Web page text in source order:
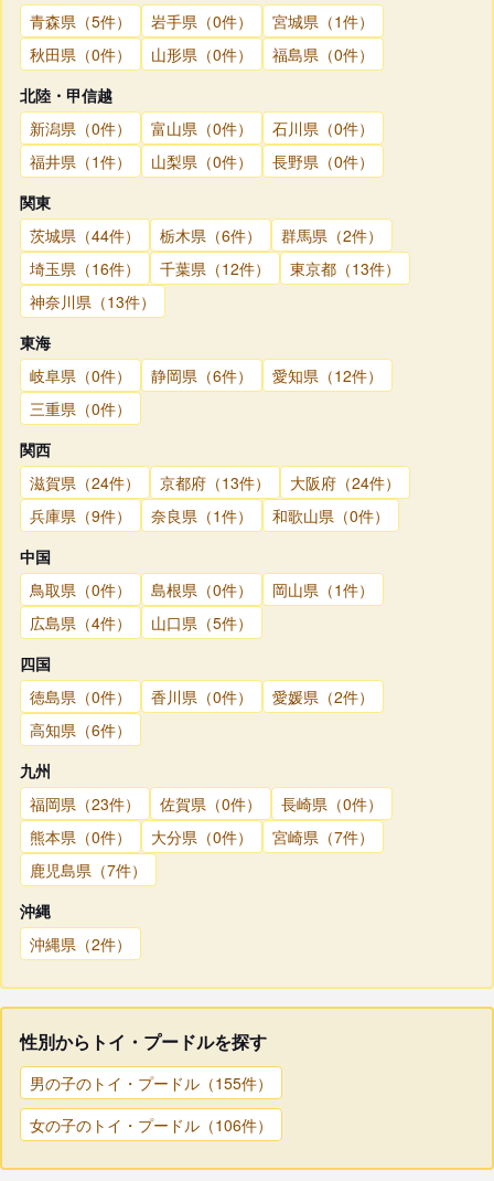
青森県（5件）
岩手県（0件）
宮城県（1件）
秋田県（0件）
山形県（0件）
福島県（0件）
北陸・甲信越
新潟県（0件）
富山県（0件）
石川県（0件）
福井県（1件）
山梨県（0件）
長野県（0件）
関東
茨城県（44件）
栃木県（6件）
群馬県（2件）
埼玉県（16件）
千葉県（12件）
東京都（13件）
神奈川県（13件）
東海
岐阜県（0件）
静岡県（6件）
愛知県（12件）
三重県（0件）
関西
滋賀県（24件）
京都府（13件）
大阪府（24件）
兵庫県（9件）
奈良県（1件）
和歌山県（0件）
中国
鳥取県（0件）
島根県（0件）
岡山県（1件）
広島県（4件）
山口県（5件）
四国
徳島県（0件）
香川県（0件）
愛媛県（2件）
高知県（6件）
九州
福岡県（23件）
佐賀県（0件）
長崎県（0件）
熊本県（0件）
大分県（0件）
宮崎県（7件）
鹿児島県（7件）
沖縄
沖縄県（2件）
性別からトイ・プードルを探す
男の子のトイ・プードル（155件）
女の子のトイ・プードル（106件）